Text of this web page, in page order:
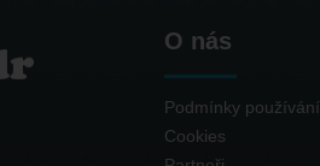
O nás
Podmínky používání
Cookies